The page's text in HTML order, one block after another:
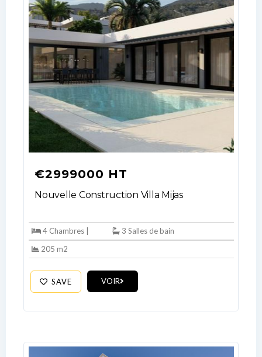
€2999000 HT
Nouvelle Construction Villa Mijas
4 Chambres |
3 Salles de bain
205 m2
SAVE VOIR